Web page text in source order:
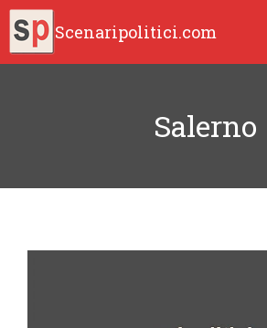
Scenaripolitici.com
Salerno